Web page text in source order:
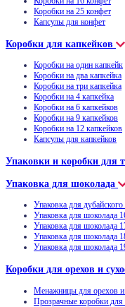
Коробки на 25 конфет
Капсулы для конфет
Коробки для капкейков
Коробки на один капкейк
Коробки на два капкейка
Коробки на три капкейка
Коробки на 4 капкейка
Коробки на 6 капкейков
Коробки на 9 капкейков
Коробки на 12 капкейков
Капсулы для капкейков
Упаковки и коробки для
Упаковка для шоколада
Упаковка для
Упаковка для шоколада
Упаковка для шоколада
Упаковка для шоколада
Упаковка для шоколада
Коробки для орехов и
Менажницы для орехов
Прозрачные коробки